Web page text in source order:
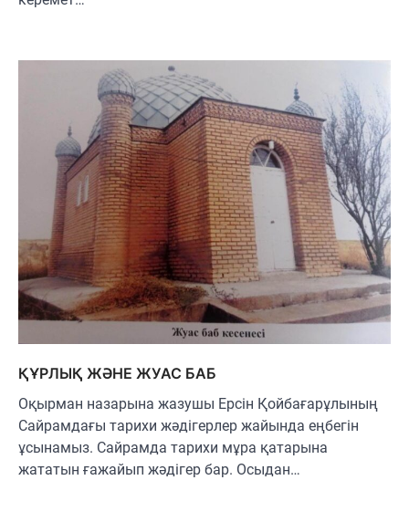
ҚҰРЛЫҚ ЖӘНЕ ЖУАС БАБ
Оқырман назарына жазушы Ерсін Қойбағарұлының
Сайрамдағы тарихи жәдігерлер жайында еңбегін
ұсынамыз. Сайрамда тарихи мұра қатарына
жататын ғажайып жәдігер бар. Осыдан…